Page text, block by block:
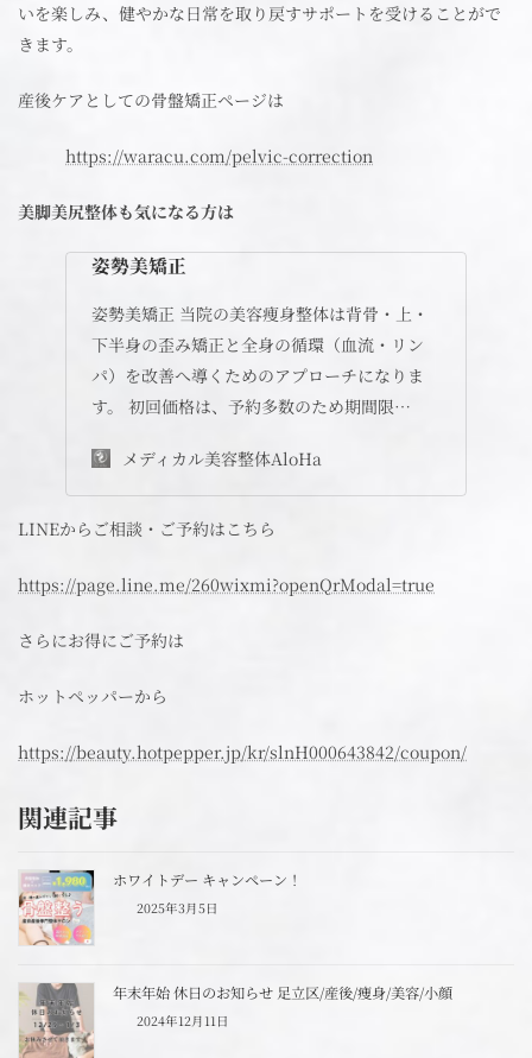
いを楽しみ、健やかな日常を取り戻すサポートを受けることがで
きます。
産後ケアとしての骨盤矯正ページは
https://waracu.com/pelvic-correction
美脚美尻整体も気になる方は
姿勢美矯正
姿勢美矯正 当院の美容痩身整体は背骨・上・
下半身の歪み矯正と全身の循環（血流・リン
パ）を改善へ導くためのアプローチになりま
す。 初回価格は、予約多数のため期間限…
メディカル美容整体AloHa
LINEからご相談・ご予約はこちら
https://page.line.me/260wixmi?openQrModal=true
さらにお得にご予約は
ホットペッパーから
https://beauty.hotpepper.jp/kr/slnH000643842/coupon/
関連記事
ホワイトデー キャンペーン！
2025年3月5日
年末年始 休日のお知らせ 足立区/産後/痩身/美容/小顔
2024年12月11日